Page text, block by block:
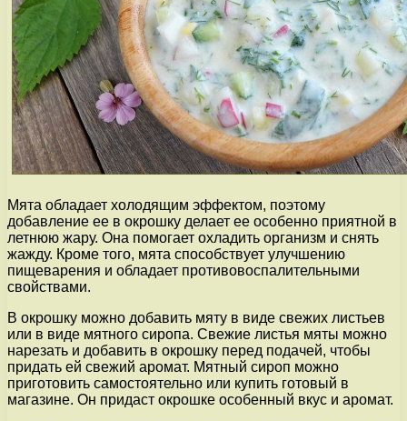
Мята обладает холодящим эффектом, поэтому
добавление ее в окрошку делает ее особенно приятной в
летнюю жару. Она помогает охладить организм и снять
жажду. Кроме того, мята способствует улучшению
пищеварения и обладает противовоспалительными
свойствами.
В окрошку можно добавить мяту в виде свежих листьев
или в виде мятного сиропа. Свежие листья мяты можно
нарезать и добавить в окрошку перед подачей, чтобы
придать ей свежий аромат. Мятный сироп можно
приготовить самостоятельно или купить готовый в
магазине. Он придаст окрошке особенный вкус и аромат.